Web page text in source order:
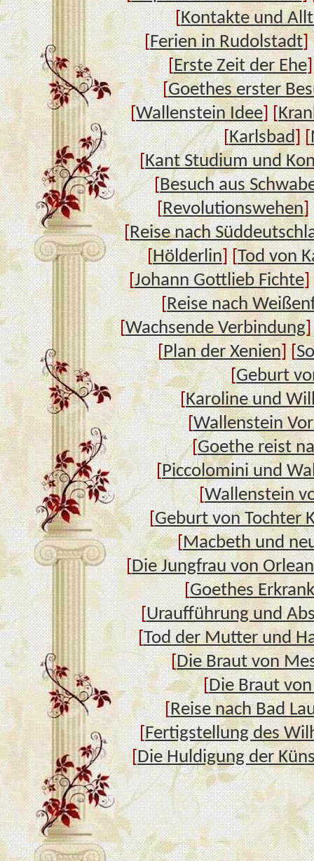
[Kontakte und
[Ferien in Rudolstadt]
[Erste Zeit der Ehe
[Goethes erster
[Wallenstein Idee] [
[Karlsbad] [
[Kant Studium und
[Besuch aus
[Revolutionswehen]
[Reise nach
[Hölderlin] [Tod von
[Johann Gottlieb Fichte]
[Reise nach
[Wachsende Verbindung]
[Plan der Xenien] [
[Geburt
[Karoline und
[Wallenstein
[Goethe reist
[Piccolomini und
[Wallenstein
[Geburt von Tochter
[Macbeth und
[Die Jungfrau von
[Goethes
[Uraufführung und
[Tod der Mutter und
[Die Braut von
[Die Braut
[Reise nach Bad
[Fertigstellung des
[Die Huldigung der